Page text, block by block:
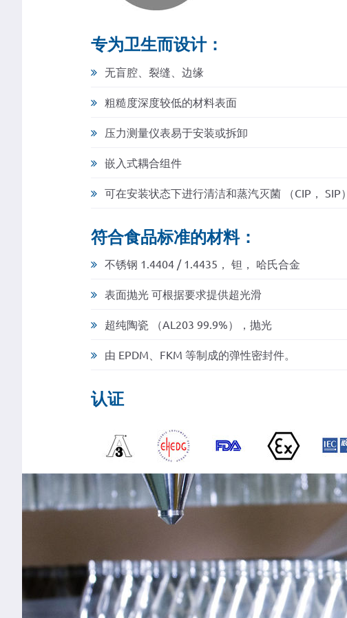
专为卫生而设计：
无盲腔、裂缝、边缘
粗糙度深度较低的材料表面
压力测量仪表易于安装或拆卸
嵌入式耦合组件
可在安装状态下进行清洁和蒸汽灭菌 （CIP， SIP）
符合食品标准的材料：
不锈钢 1.4404 / 1.4435， 钽， 哈氏合金
表面抛光 可根据要求提供超光滑
超纯陶瓷 （AL203 99.9%），抛光
由 EPDM、FKM 等制成的弹性密封件。
认证